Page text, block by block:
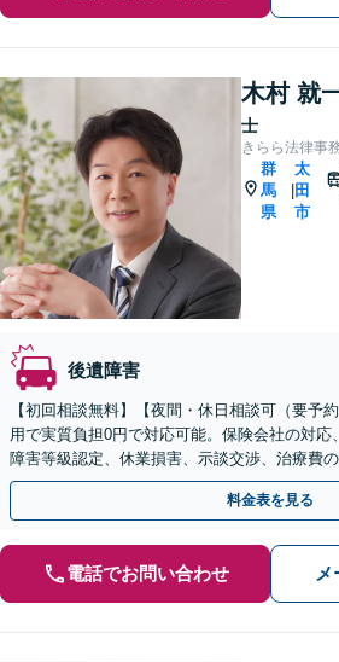
木村 就
士
きらら法律事
群
馬
県
太
田
市
後遺障害
【初回相談無料】【夜間・休日相談可（要予
用で実質負担0円で対応可能。保険会社の対応
障害等級認定、休業損害、示談交渉、治療費
料金表を見る
電話でお問い合わせ